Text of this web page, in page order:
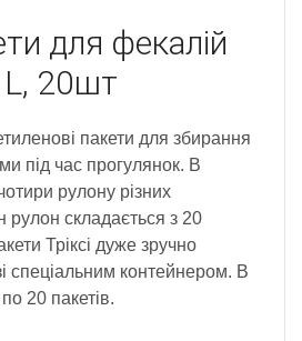
для фекалій
L, 20шт
пакети для збирання
під час прогулянок. В
рулону різних
складається з 20
Тріксі дуже зручно
спеціальним контейнером. В
20 пакетів.